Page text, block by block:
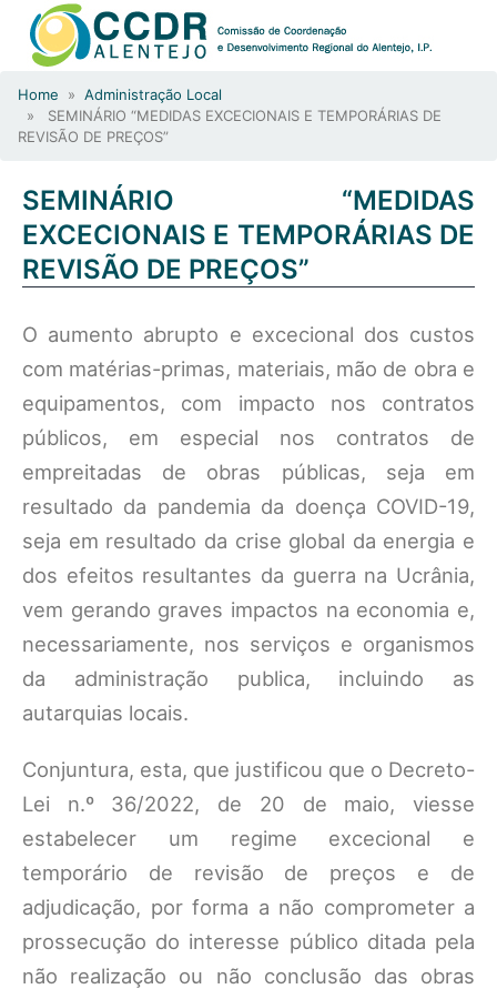
Home » Administração Local
» SEMINÁRIO “MEDIDAS EXCECIONAIS E TEMPORÁRIAS DE
REVISÃO DE PREÇOS”
SEMINÁRIO “MEDIDAS
EXCECIONAIS E TEMPORÁRIAS DE
REVISÃO DE PREÇOS”
O aumento abrupto e excecional dos custos
com matérias-primas, materiais, mão de obra e
equipamentos, com impacto nos contratos
públicos, em especial nos contratos de
empreitadas de obras públicas, seja em
resultado da pandemia da doença COVID-19,
seja em resultado da crise global da energia e
dos efeitos resultantes da guerra na Ucrânia,
vem gerando graves impactos na economia e,
necessariamente, nos serviços e organismos
da administração publica, incluindo as
autarquias locais.
Conjuntura, esta, que justificou que o Decreto-
Lei n.º 36/2022, de 20 de maio, viesse
estabelecer um regime excecional e
temporário de revisão de preços e de
adjudicação, por forma a não comprometer a
prossecução do interesse público ditada pela
não realização ou não conclusão das obras